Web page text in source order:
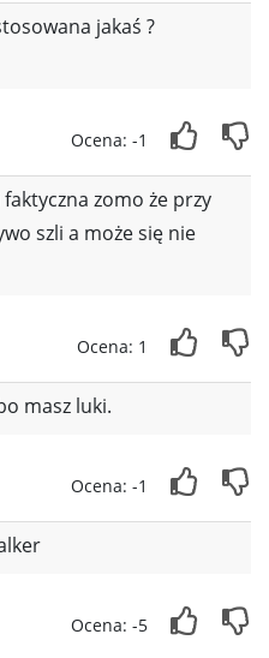
jakaś ?
Ocena: -1
zomo że przy
szli a może się nie
Ocena: 1
masz luki.
Ocena: -1
Ocena: -5